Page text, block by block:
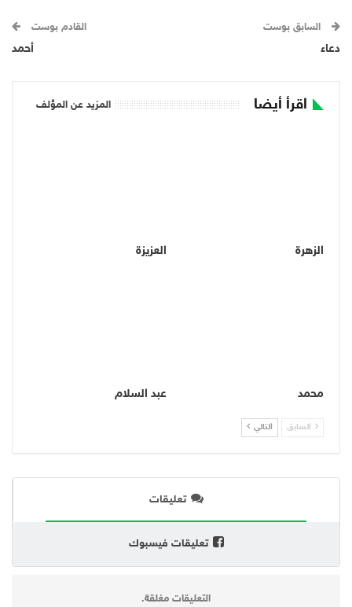
السابق بوست
دعاء
القادم بوست
أحمد
اقرأ أيضا المزيد عن المؤلف
الزهرة العزيزة
محمد عبد السلام
السابق التالي
تعليقات
تعليقات فيسبوك
التعليقات مغلقة.